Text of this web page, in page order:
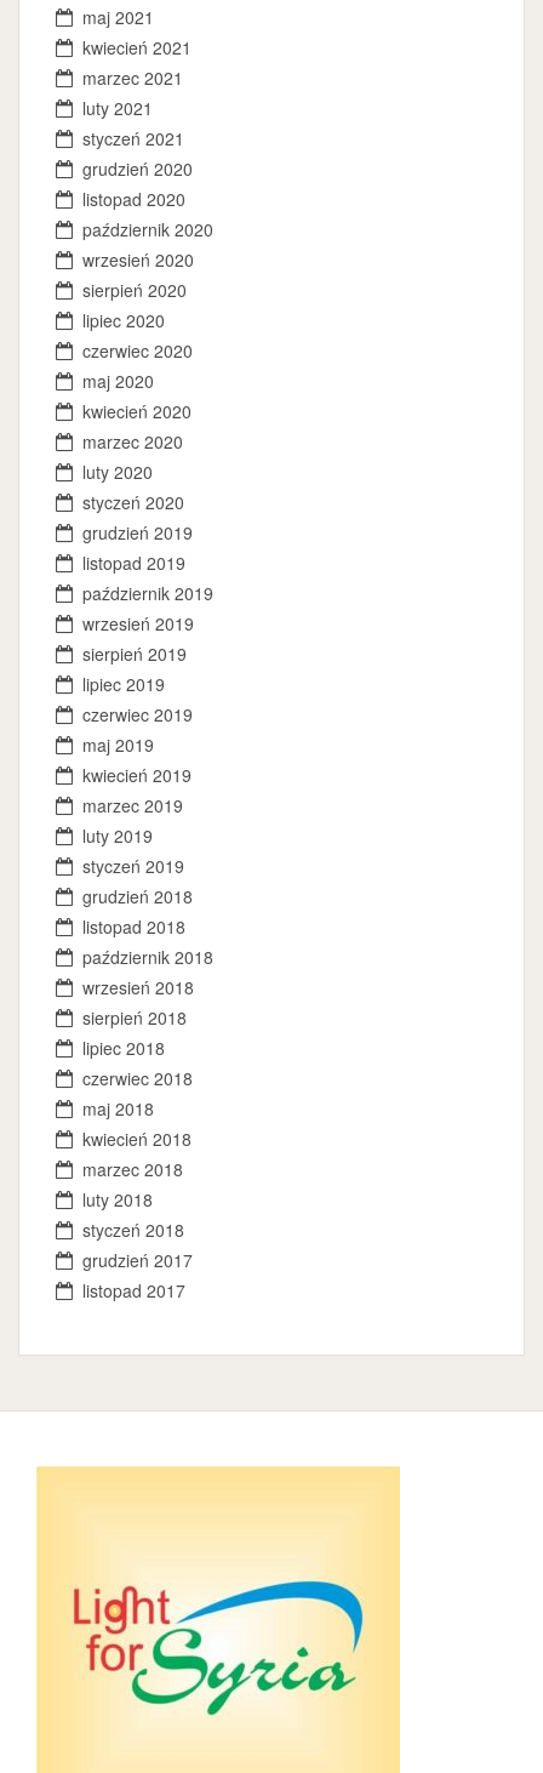
maj 2021
kwiecień 2021
marzec 2021
luty 2021
styczeń 2021
grudzień 2020
listopad 2020
październik 2020
wrzesień 2020
sierpień 2020
lipiec 2020
czerwiec 2020
maj 2020
kwiecień 2020
marzec 2020
luty 2020
styczeń 2020
grudzień 2019
listopad 2019
październik 2019
wrzesień 2019
sierpień 2019
lipiec 2019
czerwiec 2019
maj 2019
kwiecień 2019
marzec 2019
luty 2019
styczeń 2019
grudzień 2018
listopad 2018
październik 2018
wrzesień 2018
sierpień 2018
lipiec 2018
czerwiec 2018
maj 2018
kwiecień 2018
marzec 2018
luty 2018
styczeń 2018
grudzień 2017
listopad 2017